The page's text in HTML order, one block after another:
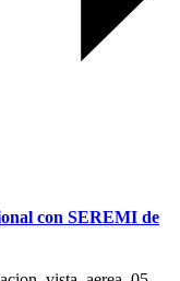
con SEREMI de